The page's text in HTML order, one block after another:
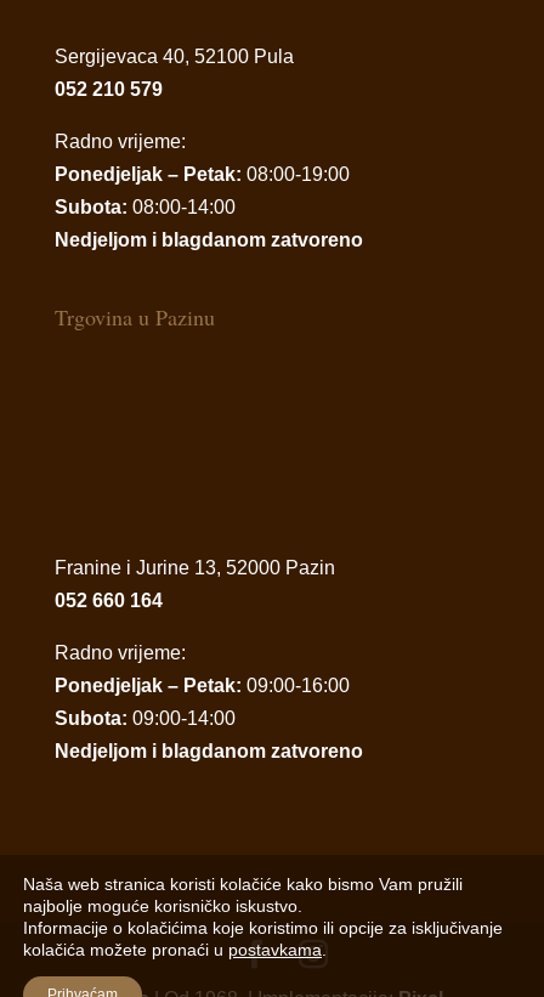
Sergijevaca 40, 52100 Pula
052 210 579
Radno vrijeme:
Ponedjeljak – Petak: 08:00-19:00
Subota: 08:00-14:00
Nedjeljom i blagdanom zatvoreno
Trgovina u Pazinu
Franine i Jurine 13, 52000 Pazin
052 660 164
Radno vrijeme:
Ponedjeljak – Petak: 09:00-16:00
Subota: 09:00-14:00
Nedjeljom i blagdanom zatvoreno
Naša web stranica koristi kolačiće kako bismo Vam pružili
najbolje moguće korisničko iskustvo.
Informacije o kolačićima koje koristimo ili opcije za isključivanje
kolačića možete pronaći u postavkama